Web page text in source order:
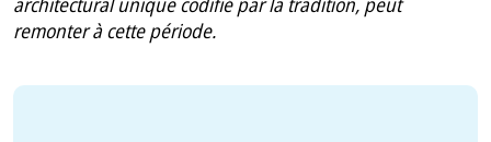
remonter à cette période.